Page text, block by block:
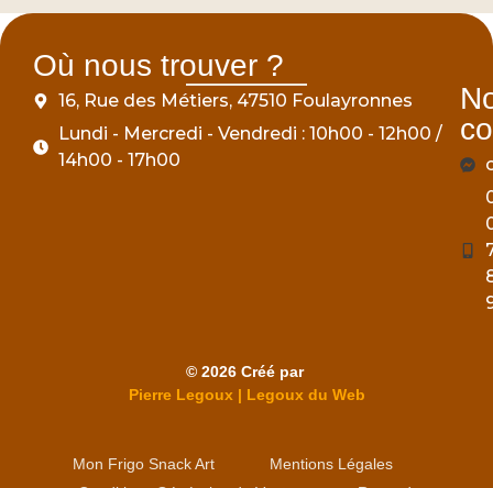
Où nous trouver ?
16, Rue des Métiers, 47510 Foulayronnes
Lundi - Mercredi - Vendredi : 10h00 - 12h00 /
14h00 - 17h00
© 2026 Créé par
Pierre Legoux | Legoux du Web
Mon Frigo Snack Art
Mentions Légales